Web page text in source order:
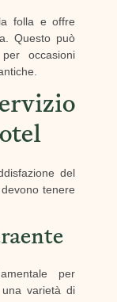
folla e offre
Questo può
occasioni
del
tenere
per
varietà di